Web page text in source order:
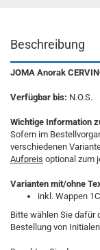
Beschreibung
JOMA Anorak
Verfügbar bis: N.O.S.
Wichtige Information
Sofern im
verschiedenen
Aufpreis optional zum
Varianten mit/ohne
inkl. Wappen
Bitte wählen Sie dafür
Bestellung von